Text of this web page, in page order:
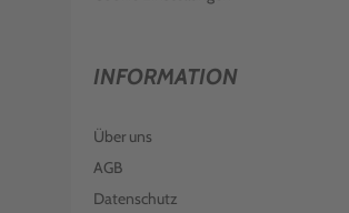
INFORMATION
Über uns
AGB
Datenschutz